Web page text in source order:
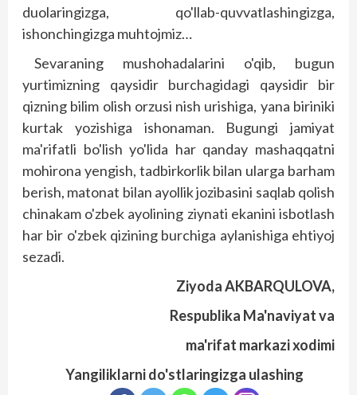
duolaringizga, qo'llab-quvvatlashingizga,
ishonchingizga muhtojmiz…
Sevaraning mushohadalarini o'qib, bugun
yurtimizning qaysidir burchagidagi qaysidir bir
qizning bilim olish orzusi nish urishiga, yana biriniki
kurtak yozishiga ishonaman. Bugungi jamiyat
ma'rifatli bo'lish yo'lida har qanday mashaqqatni
mohirona yengish, tadbirkorlik bilan ularga barham
berish, matonat bilan ayollik jozibasini saqlab qolish
chinakam o'zbek ayolining ziynati ekanini isbotlash
har bir o'zbek qizining burchiga aylanishiga ehtiyoj
sezadi.
Ziyoda AKBARQULOVA,
Respublika Ma'naviyat va
ma'rifat markazi xodimi
Yangiliklarni do'stlaringizga ulashing